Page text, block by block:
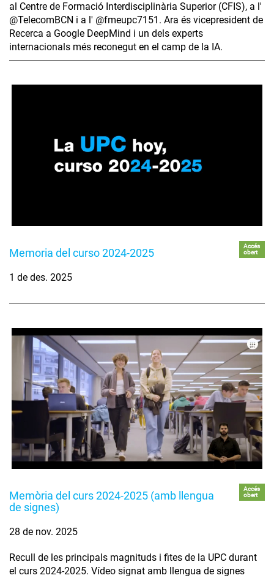
al Centre de Formació Interdisciplinària Superior (CFIS), a l'
‪@TelecomBCN‬ i a l' ‪@fmeupc7151‬. Ara és vicepresident de
Recerca a Google DeepMind i un dels experts
internacionals més reconegut en el camp de la IA.
Memoria del curso 2024-2025
Accés
obert
1 de des. 2025
Memòria del curs 2024-2025 (amb llengua
de signes)
Accés
obert
28 de nov. 2025
Recull de les principals magnituds i fites de la UPC durant
el curs 2024-2025. Vídeo signat amb llengua de signes